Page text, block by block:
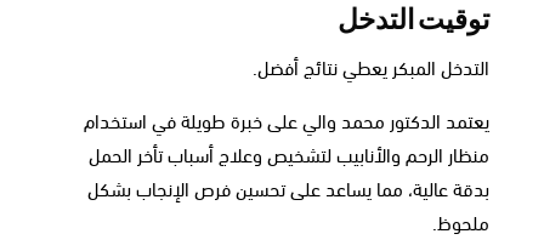
توقيت التدخل
التدخل المبكر يعطي نتائج أفضل.
يعتمد الدكتور محمد والي على خبرة طويلة في استخدام
منظار الرحم والأنابيب لتشخيص وعلاج أسباب تأخر الحمل
بدقة عالية، مما يساعد على تحسين فرص الإنجاب بشكل
ملحوظ.